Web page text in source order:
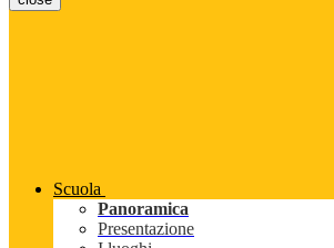
Scuola
Panoramica
Presentazione